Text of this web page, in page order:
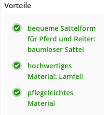
Vorteile
bequeme Sattelform
für Pferd und Reiter:
baumloser Sattel
hochwertiges
Material: Lamfell
pflegeleichtes
Material